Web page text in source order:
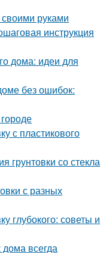
своими руками
инструкция
дома: идеи для
без ошибок:
с пластикового
грунтовки со стекла
с разных
глубокого: советы и
дома всегда